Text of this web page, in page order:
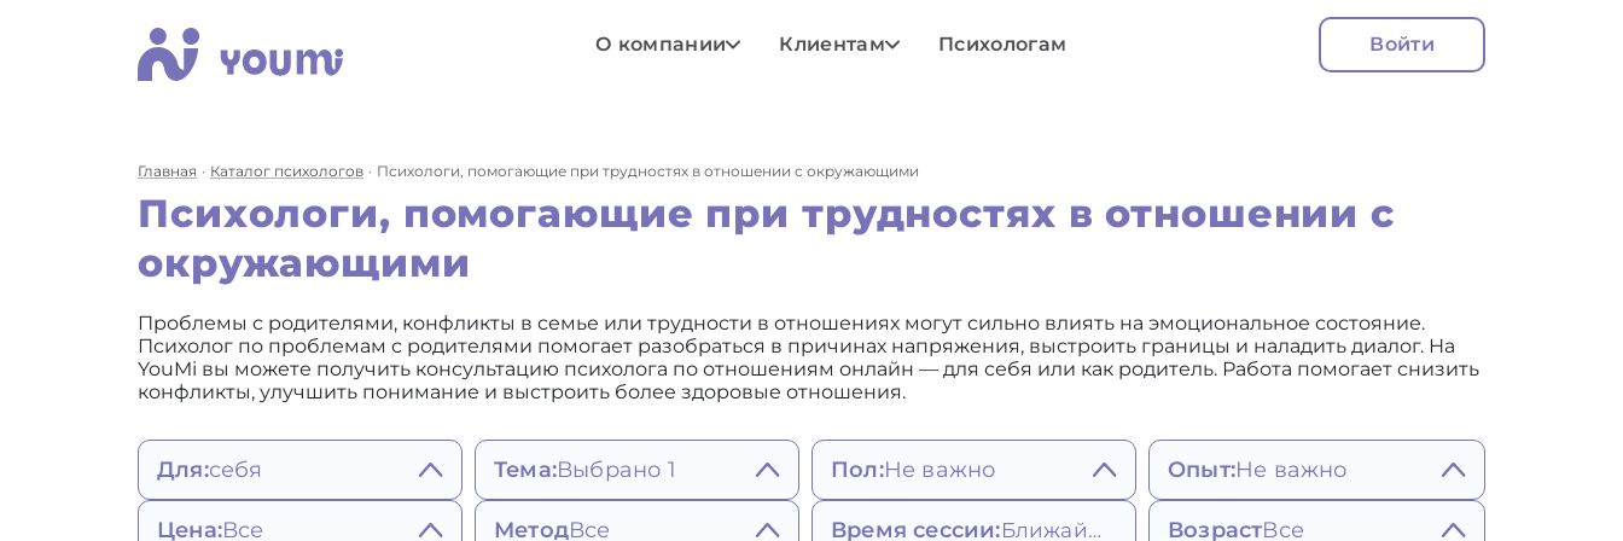
О компании Клиентам Психологам Войти
Главная Каталог психологов Психологи, помогающие при трудностях в отношении с окружающими
Психологи, помогающие при трудностях в отношении с
окружающими
Проблемы с родителями, конфликты в семье или трудности в отношениях могут сильно влиять на эмоциональное состояние.
Психолог по проблемам с родителями помогает разобраться в причинах напряжения, выстроить границы и наладить диалог. На
YouMi вы можете получить консультацию психолога по отношениям онлайн — для себя или как родитель. Работа помогает снизить
конфликты, улучшить понимание и выстроить более здоровые отношения.
Для:себя
себя
Тема:Выбрано 1
Состояния, мысли,
Пол:Не важно
Не важно
Опыт:Не важно
Не важно
Цена:Все МетодВсе Время сессии: Ближайшее ВозрастВсе